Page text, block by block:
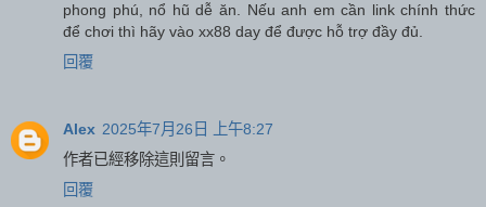
phong phú, nổ hũ dễ ăn. Nếu anh em cần link chính thức
để chơi thì hãy vào xx88 day để được hỗ trợ đầy đủ.
回覆
Alex 2025年7月26日 上午8:27
作者已經移除這則留言。
回覆